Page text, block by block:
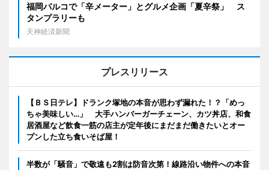
福岡パルコで「辛メーター」とグルメ企画「夏辛祭」 ス
タンプラリーも
天神経済新聞
プレスリリース
【ＢＳ日テレ】ドランク塚地の本音が思わず漏れた！？「めっ
ちゃ美味しい…」 大手ハンバーガーチェーン、カツ丼店、和食
居酒屋など飲食一筋の店主が定年後にまだまだ働きたいとオー
プンした立ち食いそば屋！
半数が「騒音」で敬遠も2割は防音次第！線路沿い物件への本音